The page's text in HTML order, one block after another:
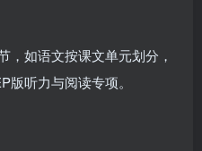
，如语文按课文单元划分，
听力与阅读专项。